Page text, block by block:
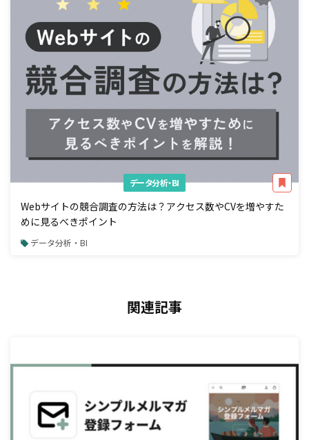
データ分析・BI
Webサイトの競合調査の方法は？アクセス数やCVを増やすた
めに見るべきポイント
データ分析・BI
関連記事